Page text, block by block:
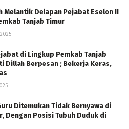
Melantik Delapan Pejabat Eselon II
Tanjab Timur
di Lingkup Pemkab Tanjab
Dillah Berpesan ; Bekerja Keras,
Ditemukan Tidak Bernyawa di
Dengan Posisi Tubuh Duduk di